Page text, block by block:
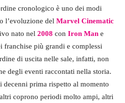
cronologico è uno dei modi
l’evoluzione del Marvel Cinematic
nato nel 2008 con Iron Man e
franchise più grandi e complessi
di uscita nelle sale, infatti, non
degli eventi raccontati nella storia.
prima rispetto al momento
coprono periodi molto ampi, altri